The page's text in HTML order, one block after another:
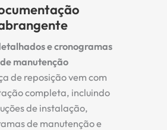
e cronogramas
de manutenção
de reposição vem com
completa, incluindo
de instalação,
de manutenção e